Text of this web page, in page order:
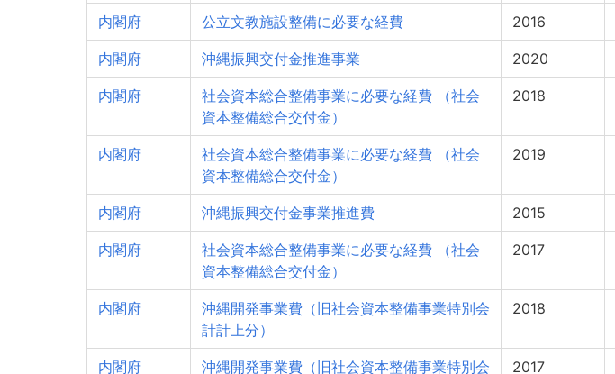
内閣府 公立文教施設整備に必要な経費 2016
内閣府 沖縄振興交付金推進事業 2020
内閣府
社会資本総合整備事業に必要な経費 （社会
資本整備総合交付金）
2018
内閣府
社会資本総合整備事業に必要な経費 （社会
資本整備総合交付金）
2019
内閣府 沖縄振興交付金事業推進費 2015
内閣府
社会資本総合整備事業に必要な経費 （社会
資本整備総合交付金）
2017
内閣府
沖縄開発事業費（旧社会資本整備事業特別会
計計上分）
2018
内閣府
沖縄開発事業費（旧社会資本整備事業特別会
2017